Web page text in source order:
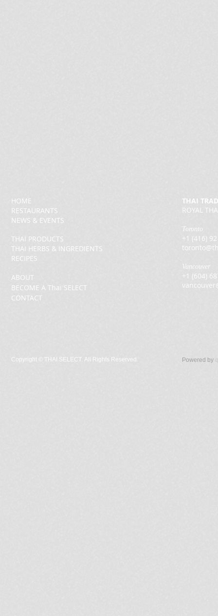
THAI PRODUCTS
THAI HERBS & INGREDIENTS
RECIPES
HOME
RESTAURANTS
NEWS & EVENTS
ABOUT
BECOME A Thai SELECT
CONTACT
THAI
ROYAL
Toronto
+1 (416)
Vancouver
+1 (604)
Copyright © THAI SELECT. All Rights Reserved. Powered by